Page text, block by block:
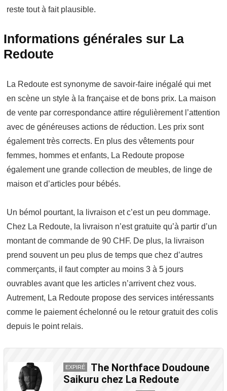
reste tout à fait plausible.
Informations générales sur La
Redoute
La Redoute est synonyme de savoir-faire inégalé qui met
en scène un style à la française et de bons prix. La maison
de vente par correspondance attire régulièrement l’attention
avec de généreuses actions de réduction. Les prix sont
également très corrects. En plus des vêtements pour
femmes, hommes et enfants, La Redoute propose
également une grande collection de meubles, de linge de
maison et d’articles pour bébés.
Un bémol pourtant, la livraison et c’est un peu dommage.
Chez La Redoute, la livraison n’est gratuite qu’à partir d’un
montant de commande de 90 CHF. De plus, la livraison
prend souvent un peu plus de temps que chez d’autres
commerçants, il faut compter au moins 3 à 5 jours
ouvrables avant que les articles n’arrivent chez vous.
Autrement, La Redoute propose des services intéressants
comme le paiement échelonné ou le retour gratuit des colis
depuis le point relais.
EXPIRÉ
The Northface Doudoune
Saikuru chez La Redoute